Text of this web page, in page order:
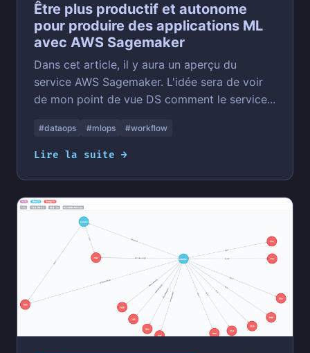
Être plus productif et autonome
pour produire des applications ML
avec AWS Sagemaker
Dans cet article, il y aura un aperçu du
service AWS Sagemaker. L'idée sera de voir
de mon point de vue DS comment le service...
#dataops #mlops #workflow
Lire la suite →